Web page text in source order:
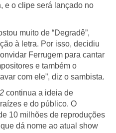
e o clipe será lançado no
muito de “Degradê”,
à letra. Por isso, decidiu
Ferrugem para cantar
e também o
com ele”, diz o sambista.
continua a ideia de
e do público. O
10 milhões de reproduções
dá nome ao atual show